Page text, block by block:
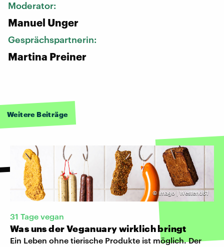
Moderator:
Manuel Unger
Gesprächspartnerin:
Martina Preiner
Weitere Beiträge
©imago | Westend61
31 Tage vegan
Was uns der Veganuary wirklich bringt
Ein Leben ohne tierische Produkte ist möglich. Der